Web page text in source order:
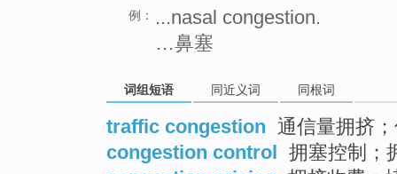
例：
...nasal congestion.
…鼻塞
词组短语 同近义词 同根词
traffic congestion 通信量拥挤
congestion control
拥塞控制；